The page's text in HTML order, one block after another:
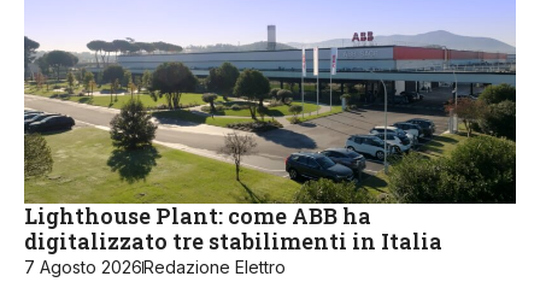
Lighthouse Plant: come ABB ha
digitalizzato tre stabilimenti in Italia
7 Agosto 2026Redazione Elettro